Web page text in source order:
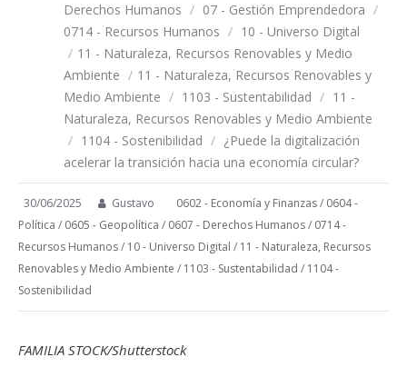
Derechos Humanos / 07 - Gestión Emprendedora /
0714 - Recursos Humanos / 10 - Universo Digital
/ 11 - Naturaleza, Recursos Renovables y Medio
Ambiente / 11 - Naturaleza, Recursos Renovables y
Medio Ambiente / 1103 - Sustentabilidad / 11 -
Naturaleza, Recursos Renovables y Medio Ambiente
/ 1104 - Sostenibilidad / ¿Puede la digitalización
acelerar la transición hacia una economía circular?
30/06/2025 Gustavo 0602 - Economía y Finanzas/ 0604 -
Política / 0605 - Geopolítica / 0607 - Derechos Humanos/ 0714 -
Recursos Humanos/ 10 - Universo Digital / 11 - Naturaleza, Recursos
Renovables y Medio Ambiente / 1103 - Sustentabilidad / 1104 -
Sostenibilidad
FAMILIA STOCK/Shutterstock